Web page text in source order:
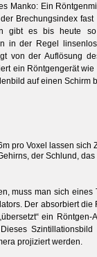
Manko: Ein
Brechungsindex
gibt es bis heute
in der Regel
von der Auflösung
ein Röntgengerät
auf einen Schirm
pro Voxel lassen sich
der Schlund,
muss man sich eines
Der absorbiert die
ein Röntgen-
projiziert werden.